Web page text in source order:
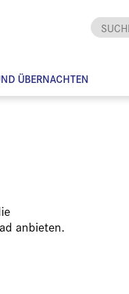
ÜBERNACHTEN
anbieten.